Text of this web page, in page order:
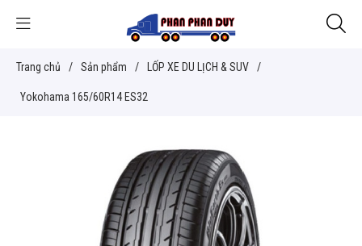
Trang chủ / Sản phẩm / LỐP XE DU LỊCH & SUV /
Yokohama 165/60R14 ES32